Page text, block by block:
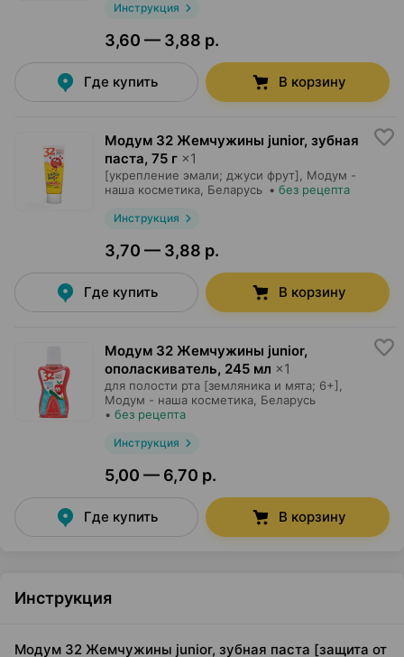
Инструкция
3,60 — 3,88 р.
Где купить В корзину
Модум 32 Жемчужины junior, зубная
паста, 75 г ×1
[укрепление эмали; джуси фрут],
Модум -
наша косметика , Беларусь • без рецепта
Инструкция
3,70 — 3,88 р.
Где купить В корзину
Модум 32 Жемчужины junior,
ополаскиватель, 245 мл ×1
для полости рта [земляника и мята; 6+],
Модум - наша косметика , Беларусь
• без рецепта
Инструкция
5,00 — 6,70 р.
Где купить В корзину
Инструкция
Модум 32 Жемчужины junior, зубная паста [защита от